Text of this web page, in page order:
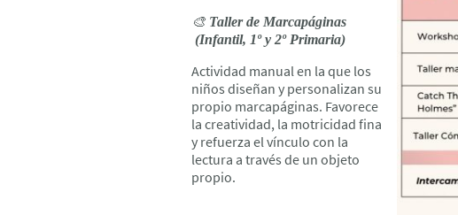
🎨 Taller de Marcapáginas
(Infantil, 1º y 2º Primaria)
Actividad manual en la que los
niños diseñan y personalizan su
propio marcapáginas. Favorece
la creatividad, la motricidad fina
y refuerza el vínculo con la
lectura a través de un objeto
propio.